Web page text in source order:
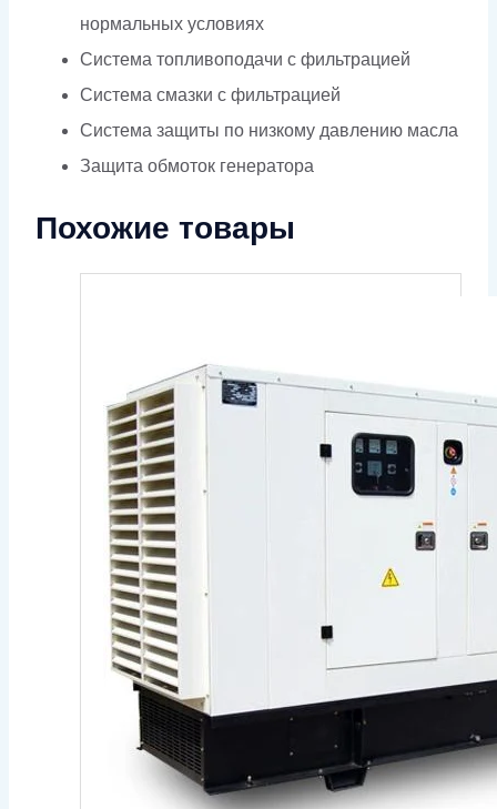
нормальных условиях
Система топливоподачи с фильтрацией
Система смазки с фильтрацией
Система защиты по низкому давлению масла
Защита обмоток генератора
Похожие товары